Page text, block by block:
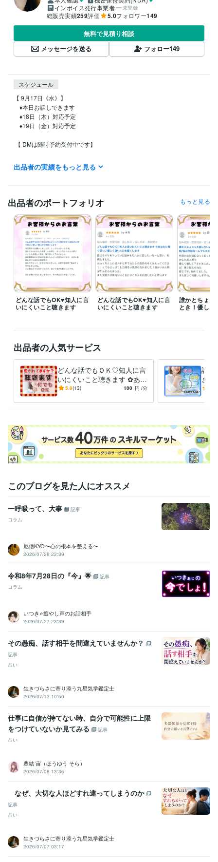
インボイス発行事業者
未登録
総販売実績259評価 5.0フォロワー149
無料で見積り相談
メッセージを送る
フォロー149
スケジュール
【 9月17日《水》】
❛･✿･❛ 基本の待機状況 ❛･✿･❛
《時間》๑日中は基本待機
（8時前後〜で途中離席あり）
๑夜間は不定期で待機してます
所用のため変更もありますが
DMはお気軽にご連絡下さい♪
お待ちしております(*^^*)♡
❛*❛･✿･❛*❛･✿･❛*❛･✿･❛*❛
【電話相談サービスについて】
＊【今すぐ相談可能】【相談可能】
対応できます
＊【相談中】【離席中】【予約受付中】
合わせください。可能な限り対応いた
します
＊【DM】で先に問い合わせいただけ
れば待ち時間少なく対応いたします
❛*❛･✿･❛*❛･✿･❛*❛･✿･❛*❛
職歴
金融業界（銀行・保険） 2006年3月 ~ 2022年7月
受賞歴
☆レギュラーランク認定 ☆ゴールドランク認定
取得年 : 2021
ライフ・コンサルタント 取得年 : 2009年
メンタルケアカウンセラー
こころ検定3級（文部科学省公認資格） 取得年 : 2023年
2級FP技能士 取得年 : 2020年
メンタルケアカウンセラー
悩み相談・カウンセリング
倫・浮気の相談 ♦夫の気持ち・妻の気持ちが知りたい
愚痴聞き 浮気 不倫 共働き 妻の気持ち 夫婦関係
話し相手
ココナラ
離婚 悩み相談
悩み相談・カウンセリング
♦孤独・居場所がないと思うかたへサポー
ト
♦女性のお悩み《年代別サ
ポート》
子育て
働く女性
出品者の実績をもっと見る
出品者のポートフォリオ もっと見る
どんな話でもOK♥知人に言
いにくいこと聴きます
どんな話でもOK♥知人に言
いにくいこと聴きます
誰かとちょこ
とき！優しく
出品者の人気サービス
どんな話でもＯＫ♡知人に言
いにくいこと聴きます ✿あな
たに寄り添い♪優しく聴いて
5.0(13) 100 円 /分
誰か
き
手/
このブログを見た人にオススメ
一呼吸って、大事
記事
コラム
尼僧KYO〜心の根本を整える〜
2026/07/28 22:39
令和8年7月28日の『今』🌟
記事
コラム
いつき⭐️癒やし声のお話相手
2026/07/27 23:39
その愚痴、話す相手を間違えていませんか？
記事
占い
生きづらさに寄り添う九星気学鑑定士
2026/07/13 10:50
仕事に自信が持てない時、自分で可能性に上限
をつけていないか見てみる
記事
占い
豊結 宙（ほうゆう そら）
2026/07/08 13:36
なぜ、大切な人ほどすれ違ってしまうのか
記事
占い
生きづらさに寄り添う九星気学鑑定士
2026/07/07 03:17